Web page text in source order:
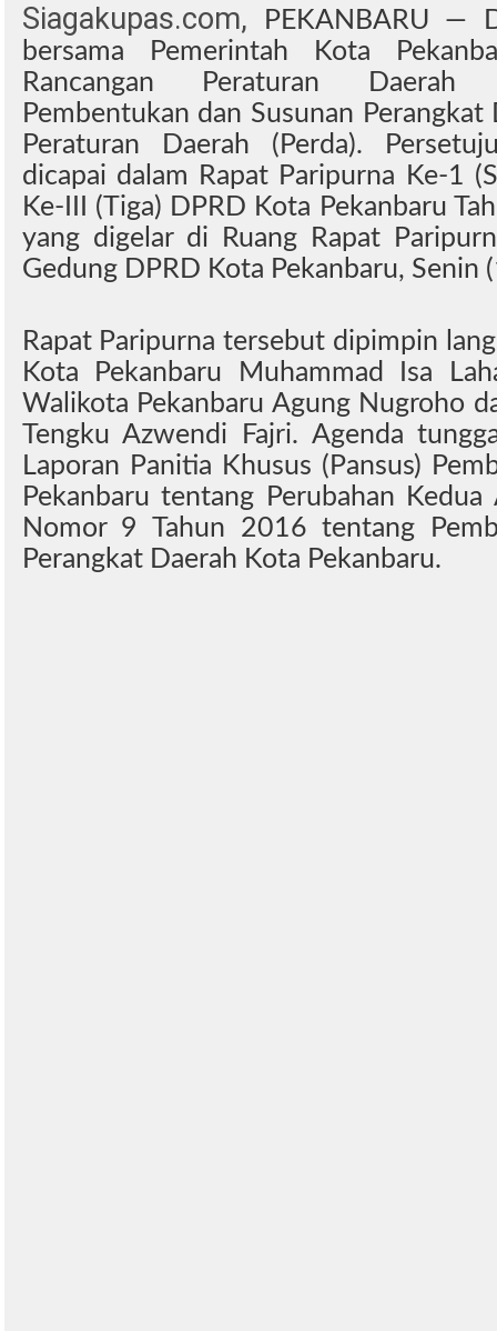
Siagakupas.com,
PEKANBARU —
bersama Pemerintah Kota
Rancangan Peraturan Daerah
Pembentukan dan Susunan Perangkat
Peraturan Daerah (Perda).
dicapai dalam Rapat Paripurna Ke-1
Ke-III (Tiga) DPRD Kota Pekanbaru
yang digelar di Ruang Rapat
Gedung DPRD Kota Pekanbaru,
Rapat Paripurna tersebut dipimpin
Kota Pekanbaru Muhammad Isa
Walikota Pekanbaru Agung Nugroho
Tengku Azwendi Fajri. Agenda
Laporan Panitia Khusus (Pansus)
Pekanbaru tentang Perubahan
Nomor 9 Tahun 2016 tentang
Perangkat Daerah Kota Pekanbaru.